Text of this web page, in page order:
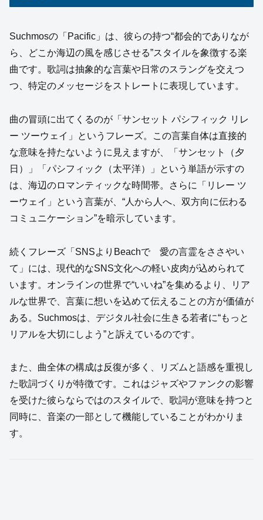
Suchmosの「Pacific」は、彼らの持つ“都会的でありなが
ら、どこか海辺の風を感じさせる”スタイルを象徴する楽
曲です。歌詞は抽象的な言葉や日常のスラングを交えつ
つ、特定のメッセージをストレートに表現しています。
曲の冒頭に出てくるのが「サンセット パシフィック リレ
ー ツーウェイ」というフレーズ。この言葉自体は直接的
な意味を持たないように見えますが、「サンセット（夕
日）」「パシフィック（太平洋）」という単語が示すの
は、海辺のロマンティックな時間帯。さらに「リレー ツ
ーウェイ」という言葉が、“人から人へ、双方向に伝わる
コミュニケーション”を暗示しています。
続くフレーズ「SNSよりBeachで 愛の言霊をささやい
て」には、現代的なSNS文化への軽い皮肉が込められて
います。オンラインの世界で“いいね”を集めるより、リア
ルな世界で、言葉に想いを込めて伝えることの方が価値が
ある。Suchmosは、デジタル社会に生きる若者に“もっと
リアルを大切にしよう”と訴えているのです。
また、曲全体の構成は反復が多く、リズムと語感を重視し
た歌詞づくりが特徴です。これはジャズやファンクの影響
を受けた彼らならではのスタイルで、歌詞が意味を持つと
同時に、音楽の一部として機能していることがわかりま
す。